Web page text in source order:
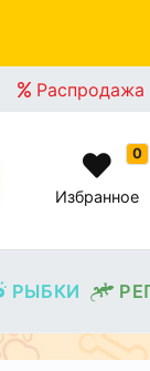
Распродажа
0
Избранное
РЫБКИ